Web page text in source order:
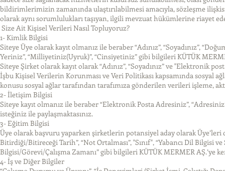
bildirimlerimizin zamanında ulaştırılabilmesi amacıyla, sözleşme
olarak aynı sorumlulukları taşıyan, ilgili mevzuat hükümlerine riayet
Size Ait Kişisel Verileri Nasıl Topluyoruz?
1- Kimlik Bilgisi
Siteye Üye olarak kayıt olmanız ile beraber “Adınız”, “Soyadınız”,
Yeriniz”, “Milliyetiniz(Uyruk)”, “Cinsiyetiniz” gibi bilgileri KÜTÜK
Siteye Şirket olarak kayıt olarak “Adınız”, “Soyadınız” ve "Elektronik
İşbu Kişisel Verilerin Korunması ve Veri Politikası kapsamında sosyal
konusu sosyal ağlar tarafından tarafımıza gönderilen verileri işleme,
2- İletişim Bilgisi
Siteye kayıt olmanız ile beraber “Elektronik Posta Adresiniz”,
isteğiniz ile paylaşmaktasınız.
3- Eğitim Bilgisi
Üye olarak başvuru yaparken şirketlerin potansiyel aday olarak Üye’leri
Bitirdiği/Bitireceği Tarih”, “Not Ortalması”, "Sınıf", “Yabancı Dil Bilgisi
Bilgisi/Görevi/Çalışma Zamanı” gibi bilgileri KÜTÜK MERMER AŞ.’ye
4- İş ve Diğer Bilgiler